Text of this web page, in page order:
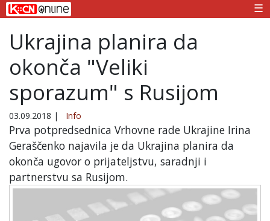
☰
Ukrajina planira da
okonča "Veliki
sporazum" s Rusijom
03.09.2018 | Info
Prva potpredsednica Vrhovne rade Ukrajine Irina
Geraščenko najavila je da Ukrajina planira da
okonča ugovor o prijateljstvu, saradnji i
partnerstvu sa Rusijom.